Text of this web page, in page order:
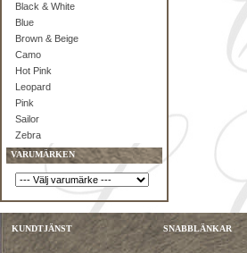
Black & White
Blue
Brown & Beige
Camo
Hot Pink
Leopard
Pink
Sailor
Zebra
VARUMÄRKEN
KUNDTJÄNST SNABBLÄNKAR